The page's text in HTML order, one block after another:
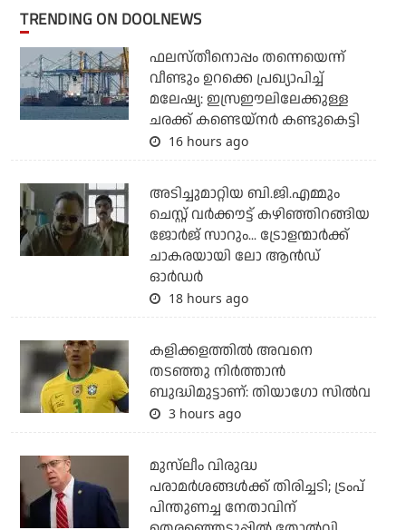
TRENDING ON DOOLNEWS
ഫലസ്തീനൊപ്പം തന്നെയെന്ന്
വീണ്ടും ഉറക്കെ പ്രഖ്യാപിച്ച്
മലേഷ്യ: ഇസ്രഈലിലേക്കുള്ള
ചരക്ക് കണ്ടെയ്‌നര്‍ കണ്ടുകെട്ടി
16 hours ago
അടിച്ചുമാറ്റിയ ബി.ജി.എമ്മും
ചെസ്റ്റ് വര്‍ക്കൗട്ട് കഴിഞ്ഞിറങ്ങിയ
ജോര്‍ജ് സാറും... ട്രോളന്മാര്‍ക്ക്
ചാകരയായി ലോ ആന്‍ഡ്
ഓര്‍ഡര്‍
18 hours ago
കളിക്കളത്തില്‍ അവനെ
തടഞ്ഞു നിര്‍ത്താന്‍
ബുദ്ധിമുട്ടാണ്: തിയാഗോ സില്‍വ
3 hours ago
മുസ്‌ലീം വിരുദ്ധ
പരാമര്‍ശങ്ങള്‍ക്ക് തിരിച്ചടി; ട്രംപ്
പിന്തുണച്ച നേതാവിന്